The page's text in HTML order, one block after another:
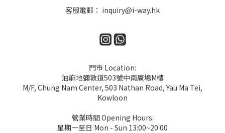
客服電郵： inquiry@i-way.hk
門市 Location:
油麻地彌敦道503號中南廣場M樓
M/F, Chung Nam Center, 503 Nathan Road, Yau Ma Tei,
Kowloon
營業時間 Opening Hours:
星期一至日 Mon - Sun 13:00~20:00